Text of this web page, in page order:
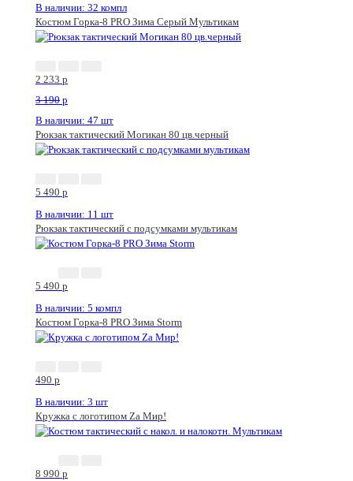
В наличии: 32 компл
Костюм Горка-8 PRO Зима Серый Мультикам
2 233 p
3 190 p
В наличии: 47 шт
Рюкзак тактический Могикан 80 цв.черный
5 490 p
В наличии: 11 шт
Рюкзак тактический с подсумками мультикам
5 490 p
В наличии: 5 компл
Костюм Горка-8 PRO Зима Storm
490 p
В наличии: 3 шт
Кружка с логотипом Zа Мир!
8 990 p